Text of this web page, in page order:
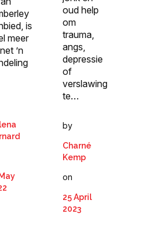
is
meer
’n
oud help
om
trauma,
angs,
depressie
of
verslawing
te…
by
Charné
Kemp
on
25 April
2023